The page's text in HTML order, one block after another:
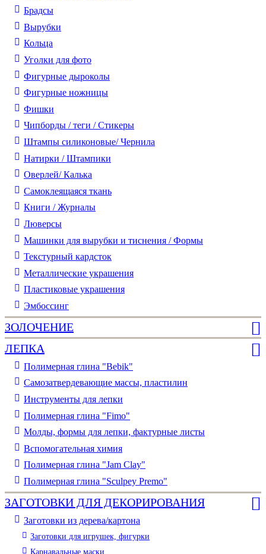
Брадсы
Вырубки
Кольца
Уголки для фото
Фигурные дыроколы
Фигурные ножницы
Фишки
Чипборды / теги / Стикеры
Штампы силиконовые/ Чернила
Натирки / Штампики
Оверлей/ Калька
Самоклеящаяся ткань
Книги / Журналы
Люверсы
Машинки для вырубки и тиснения / Формы
Текстурный кардсток
Металлические украшения
Пластиковые украшения
Эмбоссинг
ЗОЛОЧЕНИЕ
ЛЕПКА
Полимерная глина "Bebik"
Самозатвердевающие массы, пластилин
Инструменты для лепки
Полимерная глина "Fimo"
Молды, формы для лепки, фактурные листы
Вспомогательная химия
Полимерная глина "Jam Clay"
Полимерная глина "Sculpey Premo"
ЗАГОТОВКИ ДЛЯ ДЕКОРИРОВАНИЯ
Заготовки из дерева/картона
Заготовки для игрушек, фигурки
Карнавальные маски